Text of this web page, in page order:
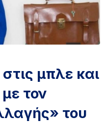
μπλε και
τον
του